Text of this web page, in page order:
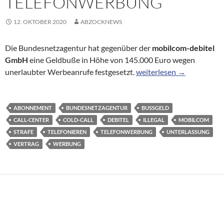
12. OKTOBER 2020 ABZOCKNEWS
Die Bundesnetzagentur hat gegenüber der mobilcom-debitel
GmbH eine Geldbuße in Höhe von 145.000 Euro wegen
unerlaubter Werbeanrufe festgesetzt.Bußgeld gegen
weiterlesen →
ABONNEMENT BUNDESNETZAGENTUR
BUSSGELD
CALL-CENTER
COLD-CALL DEBITEL ILLEGAL
MOBILCOM
STRAFE
TELEFONIEREN TELEFONWERBUNG
UNTERLASSUNG
VERTRAG
WERBUNG